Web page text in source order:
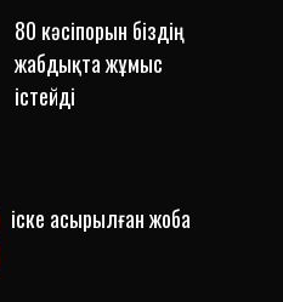
іске асырылған жоба
80 кәсіпорын біздің
жабдықта жұмыс
істейді